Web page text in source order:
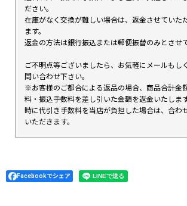
ださい。
在庫がなく交換が難しい場合は、返金させていた
ます。
返金の方法は銀行振込または郵便振替のみとさせ
ご不明点等ございましたら、お気軽にメールもし
問い合わせ下さい。
※お客様のご都合による返品の場合、商品合計金
料・振込手数料を差し引いた金額を返金いたしま
時に代引き手数料を当店が負担した場合は、合わ
いただきます。
Facebookでシェア